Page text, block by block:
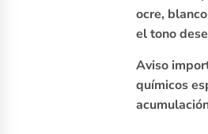
ocre,
el tono
Aviso
químicos